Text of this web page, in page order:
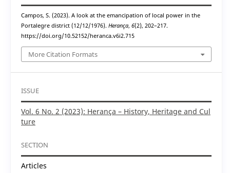
Campos, S. (2023). A look at the emancipation of local power in the
Portalegre district (12/12/1976). Herança, 6(2), 202–217.
https://doi.org/10.52152/heranca.v6i2.715
More Citation Formats
ISSUE
Vol. 6 No. 2 (2023): Herança – History, Heritage and Cul
ture
SECTION
Articles